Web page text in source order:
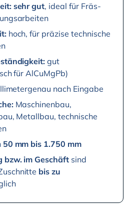
sehr gut, ideal für Fräs-
hoch, für präzise technische
gut
für AlCuMgPb)
nach Eingabe
Maschinenbau,
Metallbau, technische
50 mm bis 1.750 mm
bzw. im Geschäft sind
bis zu